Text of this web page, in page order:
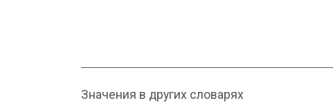
Значения в других словарях